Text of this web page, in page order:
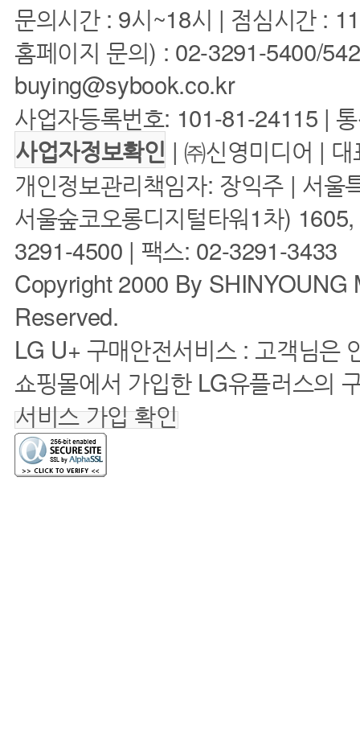
문의시간 : 9시~18시 | 점심시간 :
홈페이지 문의) : 02-3291-5400/
buying@sybook.co.kr
사업자등록번호: 101-81-24115 |
사업자정보확인 | ㈜신영미디어 |
개인정보관리책임자: 장익주 | 서
서울숲코오롱디지털타워1차)
3291-4500 | 팩스: 02-3291-3433
Copyright 2000 By
Reserved.
LG U+ 구매안전서비스 : 고객님은
쇼핑몰에서 가입한 LG유플러스의
서비스 가입 확인